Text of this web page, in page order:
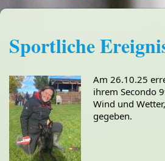
Sportliche
Am 26.10.25
ihrem Secondo
Wind und
gegeben.